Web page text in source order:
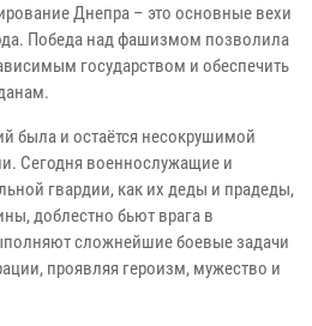
Днепра – это основные вехи
Победа над фашизмом позволила
государством и обеспечить
была и остаётся несокрушимой
Сегодня военнослужащие и
гвардии, как их деды и прадеды,
доблестно бьют врага в
сложнейшие боевые задачи
проявляя героизм, мужество и